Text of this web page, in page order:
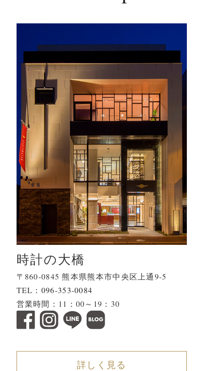
時計の大橋
〒860-0845 熊本県熊本市中央区上通9-5
TEL： 096-353-0084
営業時間：11：00～19：30
詳しく見る